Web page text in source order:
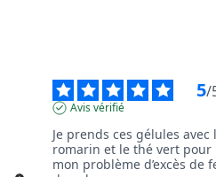
5/
Avis vérifié
Je prends ces gélules avec
romarin et le thé vert pour
mon problème d’excès de